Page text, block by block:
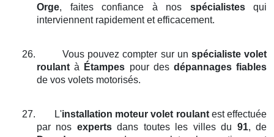
Orge, faites confiance à nos spécialistesqui
interviennent rapidement et efficacement.
26. Vous pouvez compter sur un spécialiste volet
roulant à Étampes pour des dépannages fiables
de vos volets motorisés.
27. L'installation moteur volet roulantest effectuée
par nos expertsdans toutes les villes du 91, de